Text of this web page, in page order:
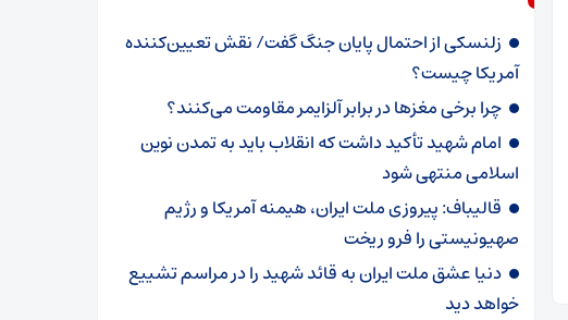
زلنسکی از احتمال پایان جنگ گفت/ نقش تعیین‌کننده
آمریکا چیست؟
چرا برخی مغزها در برابر آلزایمر مقاومت می‌کنند؟
امام شهید تأکید داشت که انقلاب باید به تمدن نوین
اسلامی منتهی شود
قالیباف: پیروزی ملت ایران، هیمنه آمریکا و رژیم
صهیونیستی را فرو ریخت
دنیا عشق ملت ایران به قائد شهید را در مراسم تشییع
خواهد دید